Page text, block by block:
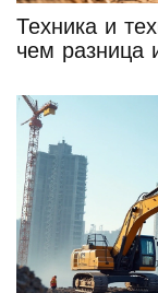
Техника и
чем разница